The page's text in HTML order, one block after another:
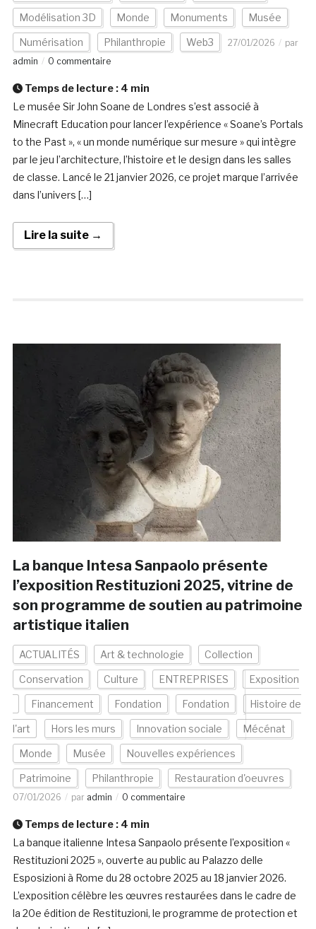
Modélisation 3D Monde Monuments Musée
Numérisation Philanthropie Web3 27/01/2026
par
admin
0 commentaire
Temps de lecture : 4 min
Le musée Sir John Soane de Londres s’est associé à
Minecraft Education pour lancer l’expérience « Soane’s Portals
to the Past », « un monde numérique sur mesure » qui intègre
par le jeu l’architecture, l’histoire et le design dans les salles
de classe. Lancé le 21 janvier 2026, ce projet marque l’arrivée
dans l’univers […]
Lire la suite →
La banque Intesa Sanpaolo présente
l’exposition Restituzioni 2025, vitrine de
son programme de soutien au patrimoine
artistique italien
ACTUALITÉS Art & technologie Collection
Conservation Culture ENTREPRISES Exposition
Financement Fondation Fondation Histoire de
l'art Hors les murs Innovation sociale Mécénat
Monde Musée Nouvelles expériences
Patrimoine Philanthropie Restauration d'oeuvres
07/01/2026 par admin 0 commentaire
Temps de lecture : 4 min
La banque italienne Intesa Sanpaolo présente l’exposition «
Restituzioni 2025 », ouverte au public au Palazzo delle
Esposizioni à Rome du 28 octobre 2025 au 18 janvier 2026.
L’exposition célèbre les œuvres restaurées dans le cadre de
la 20e édition de Restituzioni, le programme de protection et